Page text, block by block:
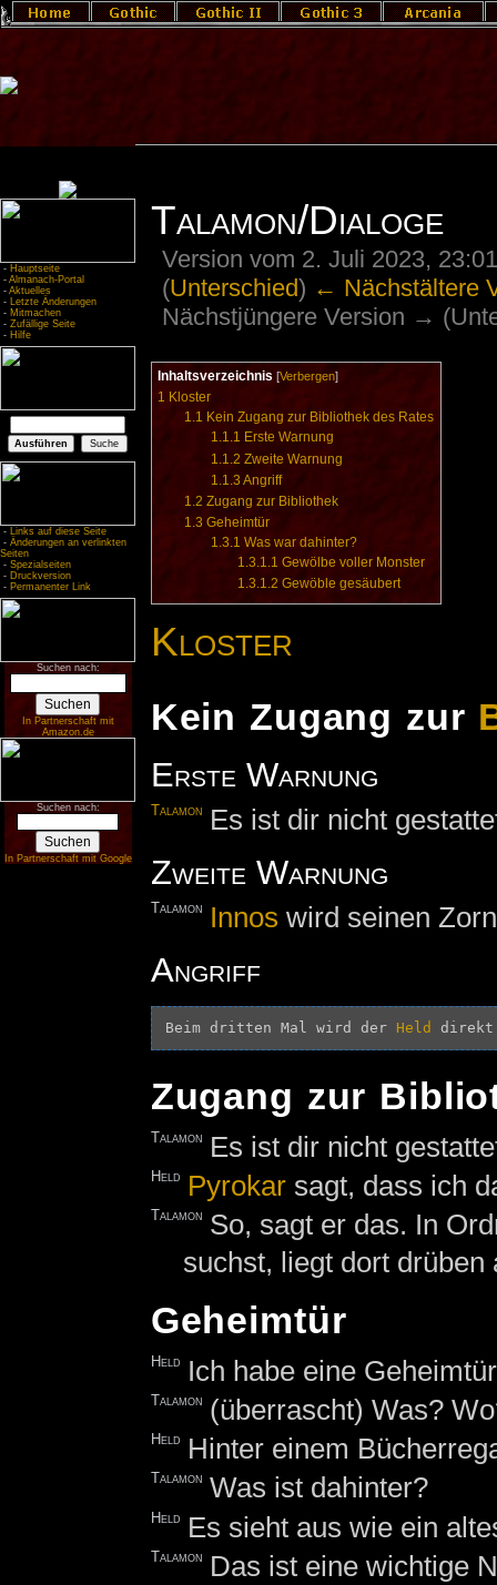
- Hauptseite
- Almanach-Portal
- Aktuelles
- Letzte Änderungen
- Mitmachen
- Zufällige Seite
- Hilfe
- Links auf diese Seite
- Änderungen an verlinkten
Seiten
- Spezialseiten
- Druckversion
- Permanenter Link
Suchen nach:
In Partnerschaft mit
Amazon.de
Suchen nach:
In Partnerschaft mit Google
Talamon/Dialoge
Version vom 2. Juli 2023,
(Unterschied) ← Nächstältere
Nächstjüngere Version →
Inhaltsverzeichnis [Verbergen]
1 Kloster
1.1 Kein Zugang zur Bibliothek des Rates
1.1.1 Erste Warnung
1.1.2 Zweite Warnung
1.1.3 Angriff
1.2 Zugang zur Bibliothek
1.3 Geheimtür
1.3.1 Was war dahinter?
1.3.1.1 Gewölbe voller Monster
1.3.1.2 Gewöble gesäubert
Kloster
Kein Zugang zur
Erste Warnung
Talamon Es ist dir nicht
Zweite Warnung
Talamon Innos wird seinen
Angriff
Beim dritten Mal wird der Held
Zugang zur
Talamon Es ist dir nicht
Held Pyrokar sagt, dass ich
Talamon So, sagt er das. In
suchst, liegt dort
Geheimtür
Held Ich habe eine
Talamon (überrascht) Was?
Held Hinter einem
Talamon Was ist dahinter?
Held Es sieht aus wie ein
Talamon
Das ist eine wichtige